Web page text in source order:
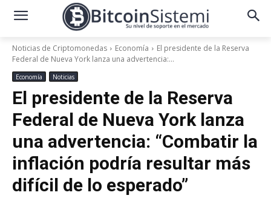
Noticias de Criptomonedas Economía
El presidente de la Reserva
Federal de Nueva York lanza una advertencia:...
Economía Noticias
El presidente de la Reserva
Federal de Nueva York lanza
una advertencia: “Combatir la
inflación podría resultar más
difícil de lo esperado”